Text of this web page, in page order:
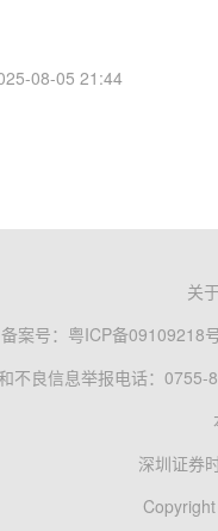
08-05 21:44
关
备案号： 粤ICP备09109218
不良信息举报电话：0755-
深圳证券